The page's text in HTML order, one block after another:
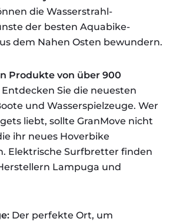
die Wasserstrahl-
der besten Aquabike-
dem Nahen Osten bewundern.
Produkte von über 900
Entdecken Sie die neuesten
und Wasserspielzeuge. Wer
liebt, sollte GranMove nicht
ihr neues Hoverbike
Elektrische Surfbretter finden
Lampuga und
Der perfekte Ort, um